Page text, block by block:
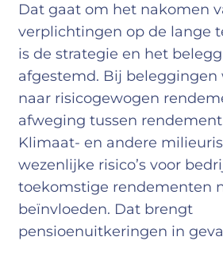
Dat gaat om het nakomen
verplichtingen op de lange
is de strategie en het
afgestemd. Bij
naar risicogewogen
afweging tussen rendement
Klimaat- en andere
wezenlijke risico’s voor
toekomstige rendementen
beïnvloeden. Dat brengt
pensioenuitkeringen in